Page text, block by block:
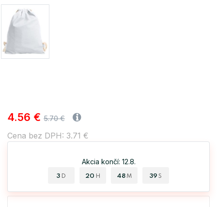
4.56 € 5.70 €
Cena bez DPH: 3.71 €
Akcia končí: 12.8.
3 D 20 H 48 M 39 S